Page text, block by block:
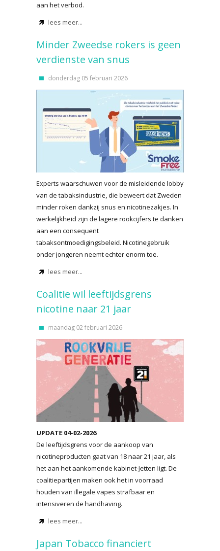
aan het verbod.
lees meer...
Minder Zweedse rokers is geen
verdienste van snus
donderdag 05 februari 2026
Experts waarschuwen voor de misleidende lobby
van de tabaksindustrie, die beweert dat Zweden
minder roken dankzij snus en nicotinezakjes. In
werkelijkheid zijn de lagere rookcijfers te danken
aan een consequent
tabaksontmoedigingsbeleid. Nicotinegebruik
onder jongeren neemt echter enorm toe.
lees meer...
Coalitie wil leeftijdsgrens
nicotine naar 21 jaar
maandag 02 februari 2026
UPDATE 04-02-2026
De leeftijdsgrens voor de aankoop van
nicotineproducten gaat van 18 naar 21 jaar, als
het aan het aankomende kabinet-Jetten ligt. De
coalitiepartijen maken ook het in voorraad
houden van illegale vapes strafbaar en
intensiveren de handhaving.
lees meer...
Japan Tobacco financiert